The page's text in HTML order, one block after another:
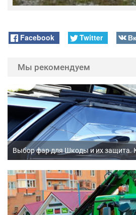
Facebook Twitter
Мы рекомендуем
Выбор фар для Шкоды и их защита.